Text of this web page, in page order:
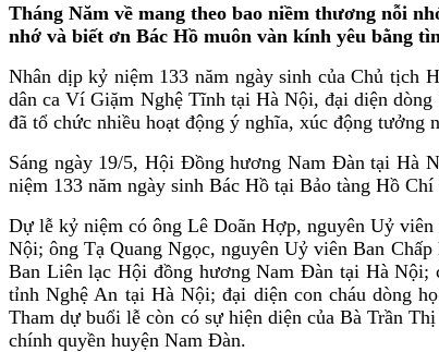
Tháng Năm về mang theo bao niềm thương nỗi
nhớ và biết ơn Bác Hồ muôn vàn kính yêu bằng
Nhân dịp kỷ niệm 133 năm ngày sinh của Chủ
dân ca Ví Giặm Nghệ Tĩnh tại Hà Nội, đại diện
đã tổ chức nhiều hoạt động ý nghĩa, xúc động tưởng
Sáng ngày 19/5, Hội Đồng hương Nam Đàn tại Hà
niệm 133 năm ngày sinh Bác Hồ tại Bảo tàng Hồ
Dự lễ kỷ niệm có ông Lê Doãn Hợp, nguyên Uỷ
Nội; ông Tạ Quang Ngọc, nguyên Uỷ viên Ban
Ban Liên lạc Hội đồng hương Nam Đàn tại Hà Nội;
tỉnh Nghệ An tại Hà Nội; đại diện con cháu dòng
Tham dự buổi lễ còn có sự hiện diện của Bà Trần
chính quyền huyện Nam Đàn.